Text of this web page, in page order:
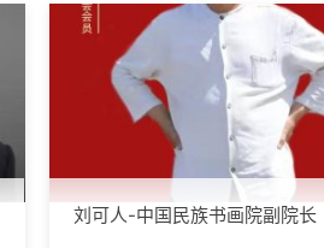
刘可人-中国民族书画院副院长